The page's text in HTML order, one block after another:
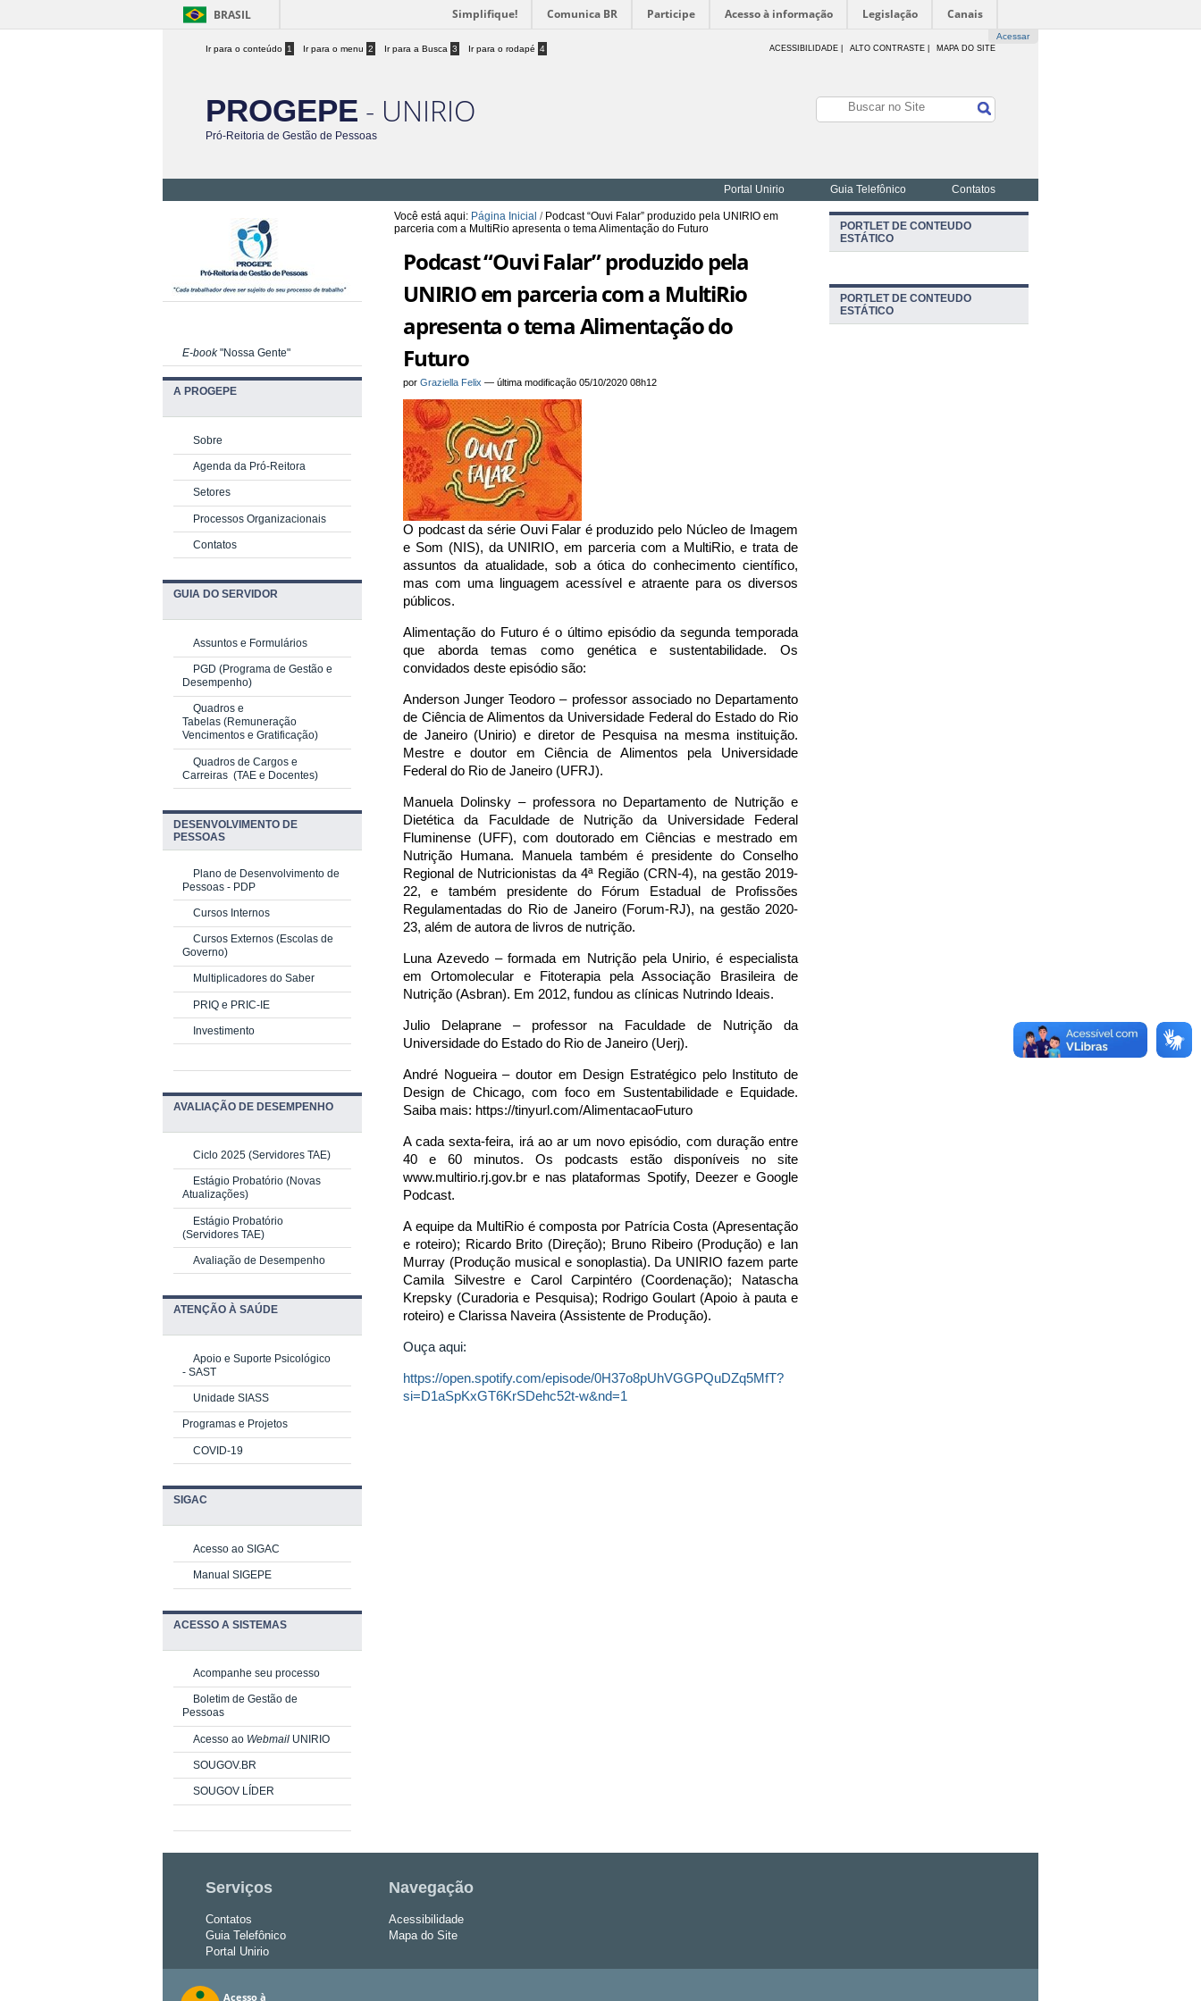
BRASIL Simplifique! Comunica BR Participe Acesso à informação Legislação Canais
Acessar
Ir para o conteúdo 1 Ir para o menu 2 Ir para a Busca 3 Ir para o rodapé 4 ACESSIBILIDADE ALTO CONTRASTE | MAPA DO SITE
PROGEPE - UNIRIO
Pró-Reitoria de Gestão de Pessoas
Portal Unirio Guia Telefônico Contatos
Você está aqui: Página Inicial / Podcast “Ouvi Falar” produzido pela UNIRIO em
parceria com a MultiRio apresenta o tema Alimentação do Futuro
Podcast “Ouvi Falar” produzido pela
UNIRIO em parceria com a MultiRio
apresenta o tema Alimentação do
Futuro
porGraziella Felix —última modificação 05/10/2020 08h12
O podcast da série Ouvi Falar é produzido pelo Núcleo de Imagem
e Som (NIS), da UNIRIO, em parceria com a MultiRio, e trata de
assuntos da atualidade, sob a ótica do conhecimento científico,
mas com uma linguagem acessível e atraente para os diversos
públicos.
Alimentação do Futuro é o último episódio da segunda temporada
que aborda temas como genética e sustentabilidade. Os
convidados deste episódio são:
Anderson Junger Teodoro – professor associado no Departamento
de Ciência de Alimentos da Universidade Federal do Estado do Rio
de Janeiro (Unirio) e diretor de Pesquisa na mesma instituição.
Mestre e doutor em Ciência de Alimentos pela Universidade
Federal do Rio de Janeiro (UFRJ).
Manuela Dolinsky – professora no Departamento de Nutrição e
Dietética da Faculdade de Nutrição da Universidade Federal
Fluminense (UFF), com doutorado em Ciências e mestrado em
Nutrição Humana. Manuela também é presidente do Conselho
Regional de Nutricionistas da 4ª Região (CRN-4), na gestão 2019-
22, e também presidente do Fórum Estadual de Profissões
Regulamentadas do Rio de Janeiro (Forum-RJ), na gestão 2020-
23, além de autora de livros de nutrição.
Luna Azevedo – formada em Nutrição pela Unirio, é especialista
em Ortomolecular e Fitoterapia pela Associação Brasileira de
Nutrição (Asbran). Em 2012, fundou as clínicas Nutrindo Ideais.
Julio Delaprane – professor na Faculdade de Nutrição da
Universidade do Estado do Rio de Janeiro (Uerj).
André Nogueira – doutor em Design Estratégico pelo Instituto de
Design de Chicago, com foco em Sustentabilidade e Equidade.
Saiba mais: https://tinyurl.com/AlimentacaoFuturo
A cada sexta-feira, irá ao ar um novo episódio, com duração entre
40 e 60 minutos. Os podcasts estão disponíveis no site
www.multirio.rj.gov.br e nas plataformas Spotify, Deezer e Google
Podcast.
A equipe da MultiRio é composta por Patrícia Costa (Apresentação
e roteiro); Ricardo Brito (Direção); Bruno Ribeiro (Produção) e Ian
Murray (Produção musical e sonoplastia). Da UNIRIO fazem parte
Camila Silvestre e Carol Carpintéro (Coordenação); Natascha
Krepsky (Curadoria e Pesquisa); Rodrigo Goulart (Apoio à pauta e
roteiro) e Clarissa Naveira (Assistente de Produção).
Ouça aqui:
https://open.spotify.com/episode/0H37o8pUhVGGPQuDZq5MfT?
si=D1aSpKxGT6KrSDehc52t-w&nd=1
E-book"Nossa Gente"
A PROGEPE
Sobre
Agenda da Pró-Reitora
Setores
Processos Organizacionais
Contatos
GUIA DO SERVIDOR
Assuntos e Formulários
PGD (Programa de Gestão e
Desempenho)
Quadros e
Tabelas (Remuneração
Vencimentos e Gratificação)
Quadros de Cargos e
Carreiras (TAE e Docentes)
DESENVOLVIMENTO DE
PESSOAS
Plano de Desenvolvimento de
Pessoas - PDP
Cursos Internos
Cursos Externos (Escolas de
Governo)
Multiplicadores do Saber
PRIQ e PRIC-IE
Investimento
AVALIAÇÃO DE DESEMPENHO
Ciclo 2025 (Servidores TAE)
Estágio Probatório (Novas
Atualizações)
Estágio Probatório
(Servidores TAE)
Avaliação de Desempenho
ATENÇÃO À SAÚDE
Apoio e Suporte Psicológico
- SAST
Unidade SIASS
Programas e Projetos
COVID-19
SIGAC
Acesso ao SIGAC
Manual SIGEPE
ACESSO A SISTEMAS
Acompanhe seu processo
Boletim de Gestão de
Pessoas
Acesso ao Webmail UNIRIO
SOUGOV.BR
SOUGOV LÍDER
PORTLET DE CONTEUDO
ESTÁTICO
PORTLET DE CONTEUDO
ESTÁTICO
Serviços
Contatos
Guia Telefônico
Portal Unirio
Navegação
Acessibilidade
Mapa do Site